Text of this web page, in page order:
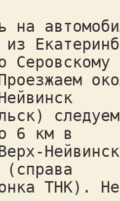
на
из
Cеровскому
6 км в
ТНК).